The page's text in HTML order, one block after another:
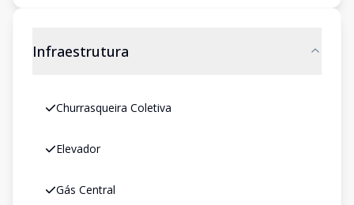
Infraestrutura
Churrasqueira Coletiva
Elevador
Gás Central